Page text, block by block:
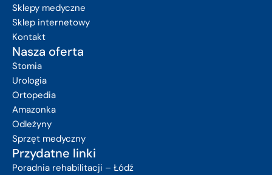
Sklepy medyczne
Sklep internetowy
Kontakt
Nasza oferta
Stomia
Urologia
Ortopedia
Amazonka
Odleżyny
Sprzęt medyczny
Przydatne linki
Poradnia rehabilitacji – Łódź